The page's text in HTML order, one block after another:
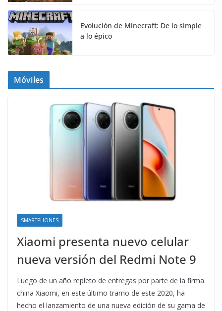
Evolución de Minecraft: De lo simple
a lo épico
Móviles
SMARTPHONES
Xiaomi presenta nuevo celular
nueva versión del Redmi Note 9
Luego de un año repleto de entregas por parte de la firma
china Xiaomi, en este último tramo de este 2020, ha
hecho el lanzamiento de una nueva edición de su gama de